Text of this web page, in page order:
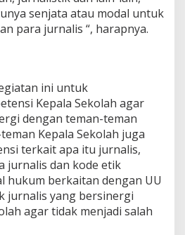
senjata atau modal untuk
para jurnalis “, harapnya.
ini untuk
Kepala Sekolah agar
dengan teman-teman
Kepala Sekolah juga
terkait apa itu jurnalis,
jurnalis dan kode etik
hukum berkaitan dengan UU
jurnalis yang bersinergi
agar tidak menjadi salah